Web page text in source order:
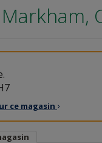
Markham,
ce magasin